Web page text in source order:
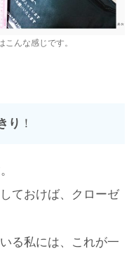
んな感じです。
り ！
ておけば、クローゼ
る私には、これが一